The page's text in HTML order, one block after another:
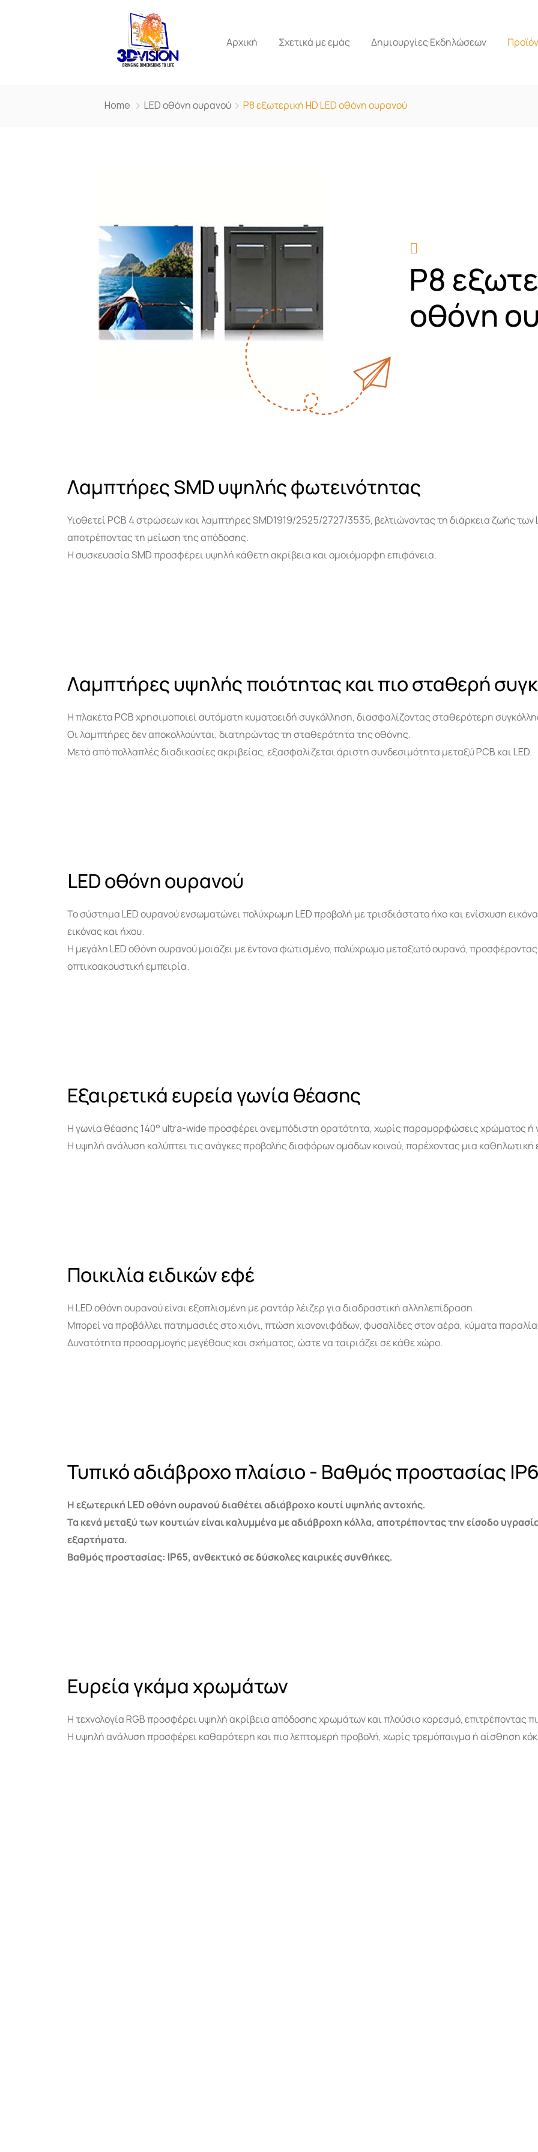
Αρχική Σχετικά με εμάς Δημιουργίες Εκδηλώσεων
Home LED οθόνη ουρανού P8 εξωτερική HD LED οθόνη ουρανού
P8
οθόνη
Λαμπτήρες SMD υψηλής φωτεινότητας
Υιοθετεί PCB 4 στρώσεων και λαμπτήρες SMD1919/2525/2727/3535, βελτιώνοντας τη διάρκεια ζωής
αποτρέποντας τη μείωση της απόδοσης.
Η συσκευασία SMD προσφέρει υψηλή κάθετη ακρίβεια και ομοιόμορφη επιφάνεια.
Λαμπτήρες υψηλής ποιότητας και πιο σταθερή
Η πλακέτα PCB χρησιμοποιεί αυτόματη κυματοειδή συγκόλληση, διασφαλίζοντας σταθερότερη
Οι λαμπτήρες δεν αποκολλούνται, διατηρώντας τη σταθερότητα της οθόνης.
Μετά από πολλαπλές διαδικασίες ακριβείας, εξασφαλίζεται άριστη συνδεσιμότητα μεταξύ PCB και LED.
LED οθόνη ουρανού
Το σύστημα LED ουρανού ενσωματώνει πολύχρωμη LED προβολή με τρισδιάστατο ήχο και ενίσχυση
εικόνας και ήχου.
Η μεγάλη LED οθόνη ουρανού μοιάζει με έντονα φωτισμένο, πολύχρωμο μεταξωτό ουρανό,
οπτικοακουστική εμπειρία.
Εξαιρετικά ευρεία γωνία θέασης
Η γωνία θέασης 140° ultra-wide προσφέρει ανεμπόδιστη ορατότητα, χωρίς παραμορφώσεις χρώματος ή
Η υψηλή ανάλυση καλύπτει τις ανάγκες προβολής διαφόρων ομάδων κοινού, παρέχοντας μια καθηλωτική
Ποικιλία ειδικών εφέ
Η LED οθόνη ουρανού είναι εξοπλισμένη με ραντάρ λέιζερ για διαδραστική αλληλεπίδραση.
Μπορεί να προβάλλει πατημασιές στο χιόνι, πτώση χιονονιφάδων, φυσαλίδες στον αέρα, κύματα
Δυνατότητα προσαρμογής μεγέθους και σχήματος, ώστε να ταιριάζει σε κάθε χώρο.
Τυπικό αδιάβροχο πλαίσιο - Βαθμός προστασίας
Η εξωτερική LEDοθόνη ουρανού διαθέτει αδιάβροχο κουτί υψηλής αντοχής.
Τα κενά μεταξύ των κουτιών είναι καλυμμένα με αδιάβροχη κόλλα, αποτρέποντας την είσοδο
εξαρτήματα.
Βαθμός προστασίας: IP65, ανθεκτικό σε δύσκολες καιρικές συνθήκες.
Ευρεία γκάμα χρωμάτων
Η τεχνολογία RGB προσφέρει υψηλή ακρίβεια απόδοσης χρωμάτων και πλούσιο κορεσμό, επιτρέποντας
Η υψηλή ανάλυση προσφέρει καθαρότερη και πιο λεπτομερή προβολή, χωρίς τρεμόπαιγμα ή αίσθηση